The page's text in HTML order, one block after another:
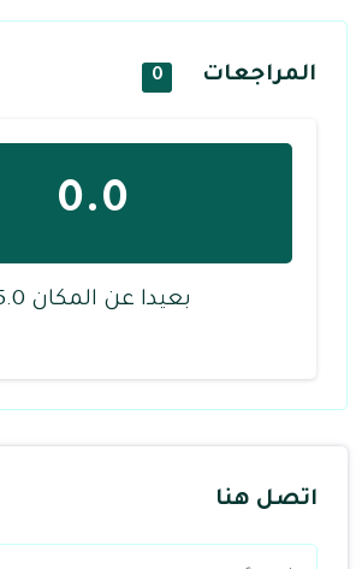
المراجعات 0
0.0
بعيدا عن المكان 5.0
اتصل هنا